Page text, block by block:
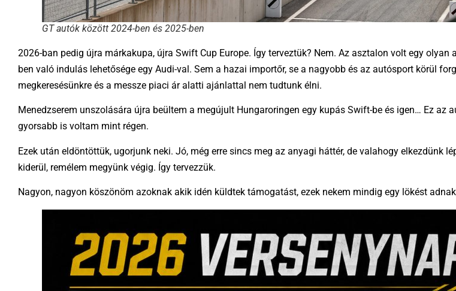
GT autók között 2024-ben és 2025-ben
2026-ban pedig újra márkakupa, újra Swift Cup Europe. Így terveztük? Nem. Az asztalon volt egy
ben való indulás lehetősége egy Audi-val. Sem a hazai importőr, se a nagyobb és az autósport körül
megkeresésünkre és a messze piaci ár alatti ajánlattal nem tudtunk élni.
Menedzserem unszolására újra beültem a megújult Hungaroringen egy kupás Swift-be és igen… Ez az
gyorsabb is voltam mint régen.
Ezek után eldöntöttük, ugorjunk neki. Jó, még erre sincs meg az anyagi háttér, de valahogy elkezdünk
kiderül, remélem megyünk végig. Így tervezzük.
Nagyon, nagyon köszönöm azoknak akik idén küldtek támogatást, ezek nekem mindig egy lökést